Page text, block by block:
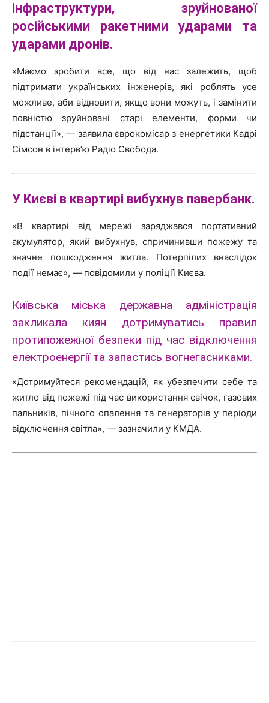
інфраструктури, зруйнованої
російськими ракетними ударами та
ударами дронів.
«Маємо зробити все, що від нас залежить, щоб
підтримати українських інженерів, які роблять усе
можливе, аби відновити, якщо вони можуть, і замінити
повністю зруйновані старі елементи, форми чи
підстанції», — заявила єврокомісар з енергетики Кадрі
Сімсон в інтерв’ю Радіо Свобода.
У Києві в квартирі вибухнув павербанк.
«В квартирі від мережі заряджався портативний
акумулятор, який вибухнув, спричинивши пожежу та
значне пошкодження житла. Потерпілих внаслідок
події немає», — повідомили у поліції Києва.
Київська міська державна адміністрація
закликала киян дотримуватись правил
протипожежної безпеки під час відключення
електроенергії та запастись вогнегасниками.
«Дотримуйтеся рекомендацій, як убезпечити себе та
житло від пожежі під час використання свічок, газових
пальників, пічного опалення та генераторів у періоди
відключення світла», — зазначили у КМДА.